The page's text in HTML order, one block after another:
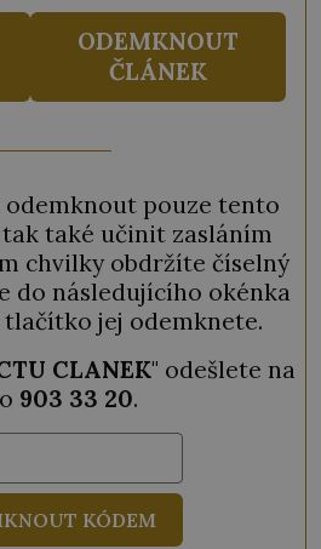
ODEMKNOUT
ČLÁNEK
odemknout pouze tento
také učinit zasláním
chvilky obdržíte číselný
do následujícího okénka
jej odemknete.
CLANEK" odešlete na
903 33 20.
KÓDEM